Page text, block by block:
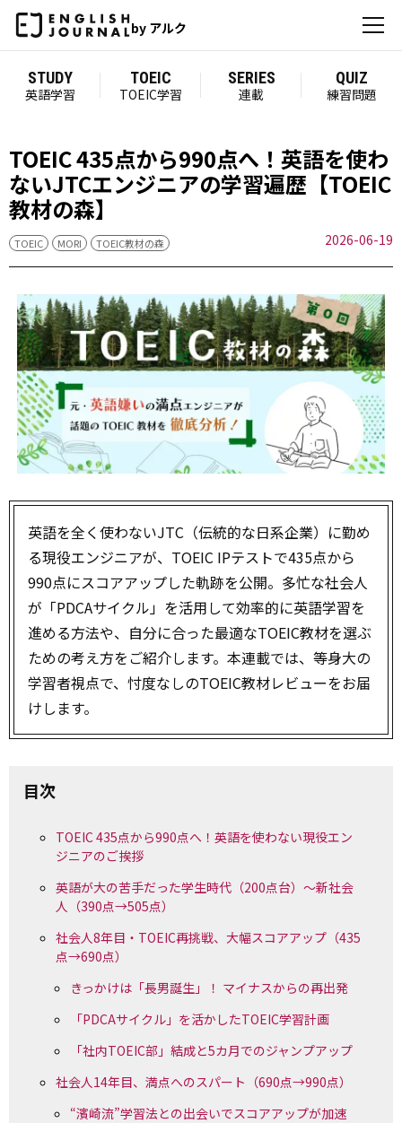
by アルク
STUDY
英語学習
TOEIC
TOEIC学習
SERIES
連載
QUIZ
練習問題
TOEIC 435点から990点へ！英語を使わ
ないJTCエンジニアの学習遍歴【TOEIC
教材の森】
TOEIC MORI TOEIC教材の森 2026-06-19
英語を全く使わないJTC（伝統的な日系企業）に勤め
る現役エンジニアが、TOEIC IPテストで435点から
990点にスコアアップした軌跡を公開。多忙な社会人
が「PDCAサイクル」を活用して効率的に英語学習を
進める方法や、自分に合った最適なTOEIC教材を選ぶ
ための考え方をご紹介します。本連載では、等身大の
学習者視点で、忖度なしのTOEIC教材レビューをお届
けします。
目次
TOEIC 435点から990点へ！英語を使わない現役エン
ジニアのご挨拶
英語が大の苦手だった学生時代（200点台）～新社会
人（390点→505点）
社会人8年目・TOEIC再挑戦、大幅スコアアップ（435
点→690点）
きっかけは「長男誕生」！ マイナスからの再出発
「PDCAサイクル」を活かしたTOEIC学習計画
「社内TOEIC部」結成と5カ月でのジャンプアップ
社会人14年目、満点へのスパート（690点→990点）
“濱崎流”学習法との出会いでスコアアップが加速